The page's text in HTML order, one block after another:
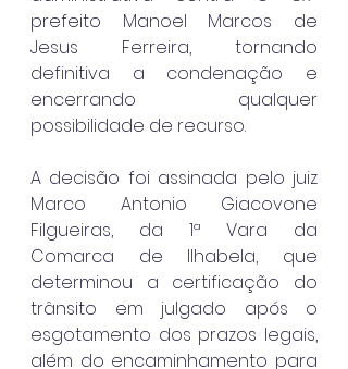
prefeito Manoel Marcos de
Jesus Ferreira, tornando
definitiva a condenação e
encerrando qualquer
possibilidade de recurso.
A decisão foi assinada pelo juiz
Marco Antonio Giacovone
Filgueiras, da 1ª Vara da
Comarca de Ilhabela, que
determinou a certificação do
trânsito em julgado após o
esgotamento dos prazos legais,
além do encaminhamento para